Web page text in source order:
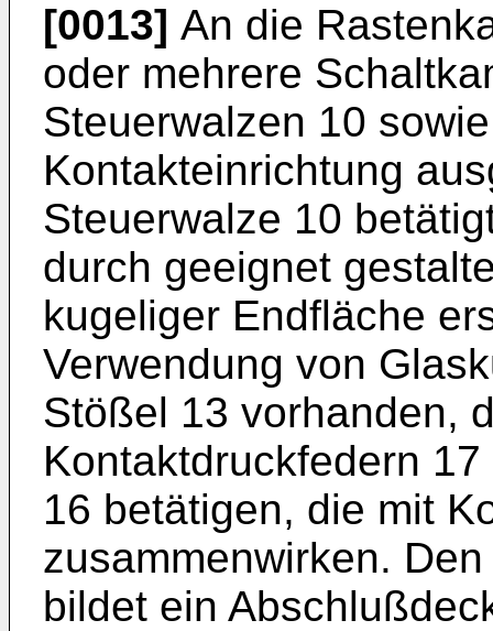
[0013] An die
oder mehrere
Steuerwalzen 10
Kontakteinrichtung
Steuerwalze 10
durch geeignet
kugeliger Endfläche
Verwendung von
Stößel 13 vorhanden,
Kontaktdruckfedern
16 betätigen, die mit
zusammenwirken.
bildet ein